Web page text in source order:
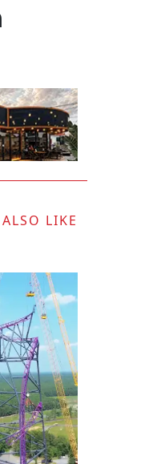
LIKE